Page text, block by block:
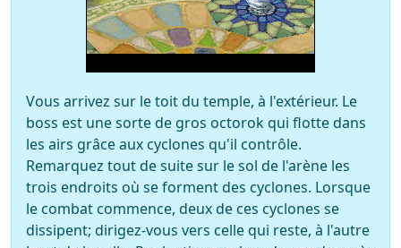
Vous arrivez sur le toit du temple, à l'extérieur. Le
boss est une sorte de gros octorok qui flotte dans
les airs grâce aux cyclones qu'il contrôle.
Remarquez tout de suite sur le sol de l'arène les
trois endroits où se forment des cyclones. Lorsque
le combat commence, deux de ces cyclones se
dissipent; dirigez-vous vers celle qui reste, à l'autre